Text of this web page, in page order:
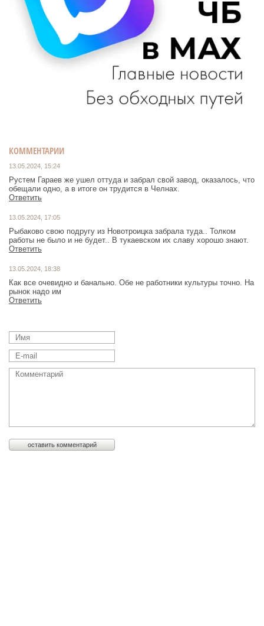
КОММЕНТАРИИ
13.05.2024, 15:24
Рустем Гараев же ушел оттуда и забрал свой завод, оказалось, что
обещали одно, а в итоге он трудится в Челнах.
Ответить
13.05.2024, 17:05
Рыбаково свою подругу из Новотроицка забрала туда.. Толком
работы не было и не будет.. В тукаевском их славу хорошо знают.
Ответить
13.05.2024, 18:38
Как все очевидно и банально. Обе не работники культуры точно. На
рынок надо им
Ответить